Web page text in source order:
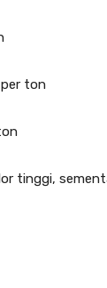
per ton
tinggi,